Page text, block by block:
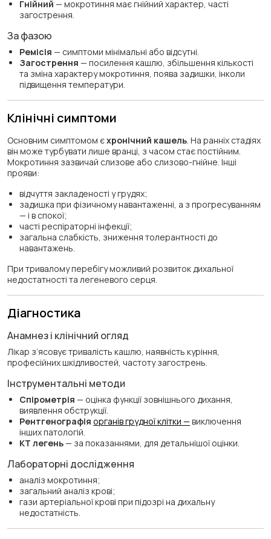
Гнійний — мокротиння має гнійний характер, часті
загострення.
За фазою
Ремісія — симптоми мінімальні або відсутні.
Загострення — посилення кашлю, збільшення кількості
та зміна характеру мокротиння, поява задишки, інколи
підвищення температури.
Клінічні симптоми
Основним симптомом єхронічний кашель . На ранніх стадіях
він може турбувати лише вранці, з часом стає постійним.
Мокротиння зазвичай слизове або слизово-гнійне. Інші
прояви:
відчуття закладеності у грудях;
задишка при фізичному навантаженні, а з прогресуванням
— і в спокої;
часті респіраторні інфекції;
загальна слабкість, зниження толерантності до
навантажень.
При тривалому перебігу можливий розвиток дихальної
недостатності та легеневого серця.
Діагностика
Анамнез і клінічний огляд
Лікар з’ясовує тривалість кашлю, наявність куріння,
професійних шкідливостей, частоту загострень.
Інструментальні методи
Спірометрія — оцінка функції зовнішнього дихання,
виявлення обструкції.
Рентгенографія органів грудної клітки — виключення
інших патологій.
КТ легень— за показаннями, для детальнішої оцінки.
Лабораторні дослідження
аналіз мокротиння;
загальний аналіз крові;
гази артеріальної крові при підозрі на дихальну
недостатність.